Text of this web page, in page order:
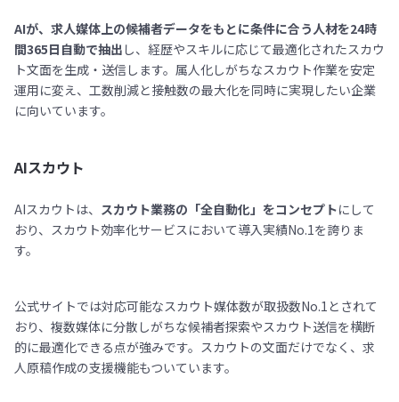
AIが、求人媒体上の候補者データをもとに条件に合う人材を24時
間365日自動で抽出 し、経歴やスキルに応じて最適化されたスカウ
ト文面を生成・送信します。属人化しがちなスカウト作業を安定
運用に変え、工数削減と接触数の最大化を同時に実現したい企業
に向いています。
AIスカウト
AIスカウトは、 スカウト業務の「全自動化」をコンセプトにして
おり、スカウト効率化サービスにおいて導入実績No.1を誇りま
す。
公式サイトでは対応可能なスカウト媒体数が取扱数No.1とされて
おり、複数媒体に分散しがちな候補者探索やスカウト送信を横断
的に最適化できる点が強みです。スカウトの文面だけでなく、求
人原稿作成の支援機能もついています。